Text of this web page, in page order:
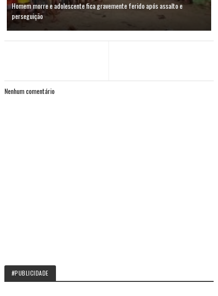
Homem morre e adolescente fica gravemente ferido após assalto e
perseguição
Nenhum comentário
#PUBLICIDADE